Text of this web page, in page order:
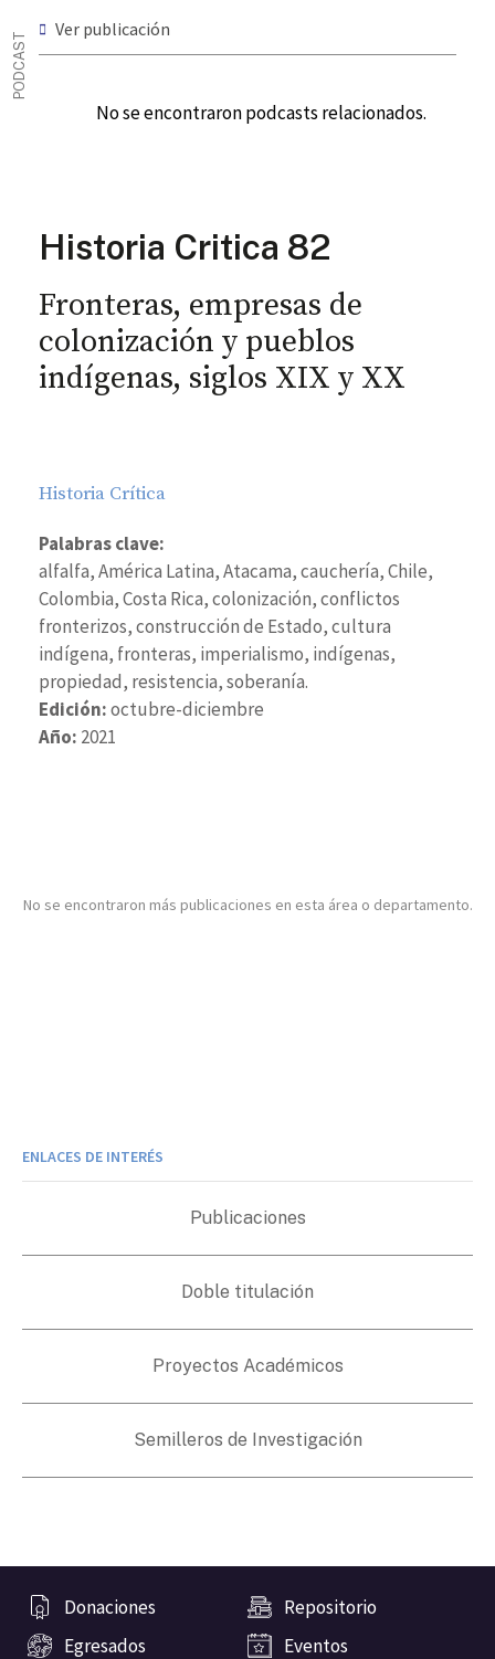
Ver publicación
PODCAST
No se encontraron podcasts relacionados.
Historia Critica 82
Fronteras, empresas de
colonización y pueblos
indígenas, siglos XIX y XX
Historia Crítica
Palabras clave:
alfalfa, América Latina, Atacama, cauchería, Chile,
Colombia, Costa Rica, colonización, conflictos
fronterizos, construcción de Estado, cultura
indígena, fronteras, imperialismo, indígenas,
propiedad, resistencia, soberanía.
Edición:octubre-diciembre
Año: 2021
No se encontraron más publicaciones en esta área o departamento.
ENLACES DE INTERÉS
Publicaciones
Doble titulación
Proyectos Académicos
Semilleros de Investigación
Donaciones
Repositorio
Egresados
Eventos